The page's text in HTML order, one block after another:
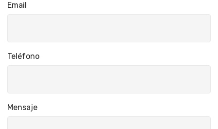
Email
Teléfono
Mensaje